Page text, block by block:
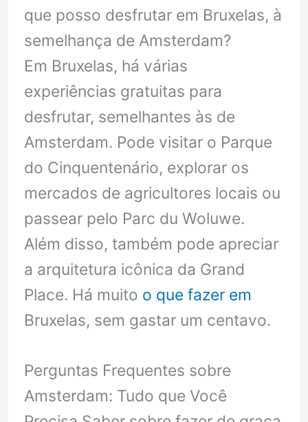
que posso desfrutar em Bruxelas, à
semelhança de Amsterdam?
Em Bruxelas, há várias
experiências gratuitas para
desfrutar, semelhantes às de
Amsterdam. Pode visitar o Parque
do Cinquentenário, explorar os
mercados de agricultores locais ou
passear pelo Parc du Woluwe.
Além disso, também pode apreciar
a arquitetura icônica da Grand
Place. Há muito o que fazer em
Bruxelas, sem gastar um centavo.
Perguntas Frequentes sobre
Amsterdam: Tudo que Você